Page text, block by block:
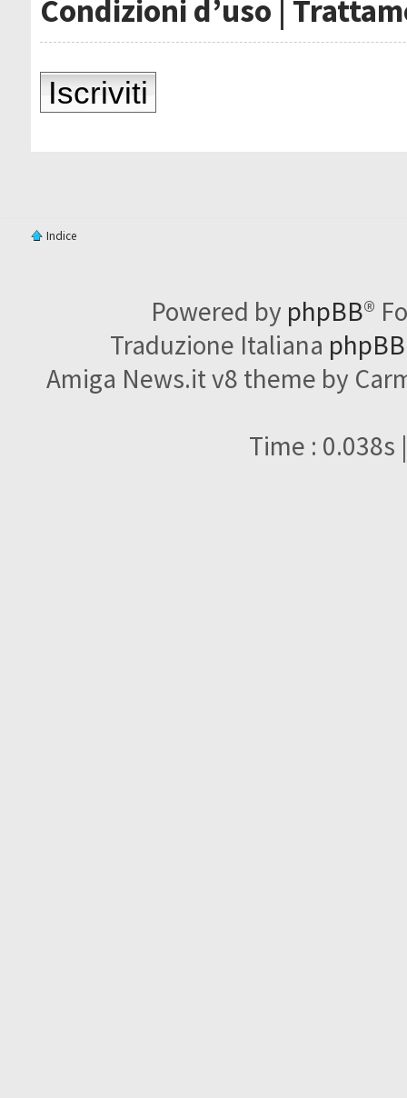
Condizioni d’uso |
Iscriviti
Indice
Powered by phpBB®
Traduzione Italiana
Amiga News.it v8 theme by
Time : 0.038s